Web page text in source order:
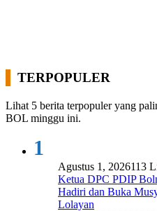
TERPOPULER
Lihat 5 berita terpopuler yang
BOL minggu ini.
1
Agustus 1, 2026113
Ketua DPC PDIP
Hadiri dan Buka
Lolayan